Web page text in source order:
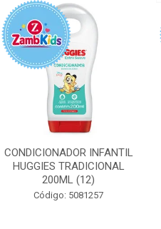
CONDICIONADOR INFANTIL
HUGGIES TRADICIONAL
200ML (12)
Código: 5081257